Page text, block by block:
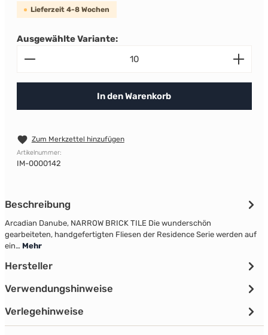
Lieferzeit 4-8 Wochen
Ausgewählte Variante:
Produkt Anzahl: Gib den gewünschten Wert ein
In den Warenkorb
Zum Merkzettel hinzufügen
Artikelnummer:
IM-0000142
Beschreibung
Arcadian Danube, NARROW BRICK TILE Die wunderschön
gearbeiteten, handgefertigten Fliesen der Residence Serie werden auf
ein… Mehr
Hersteller
Verwendungshinweise
Verlegehinweise